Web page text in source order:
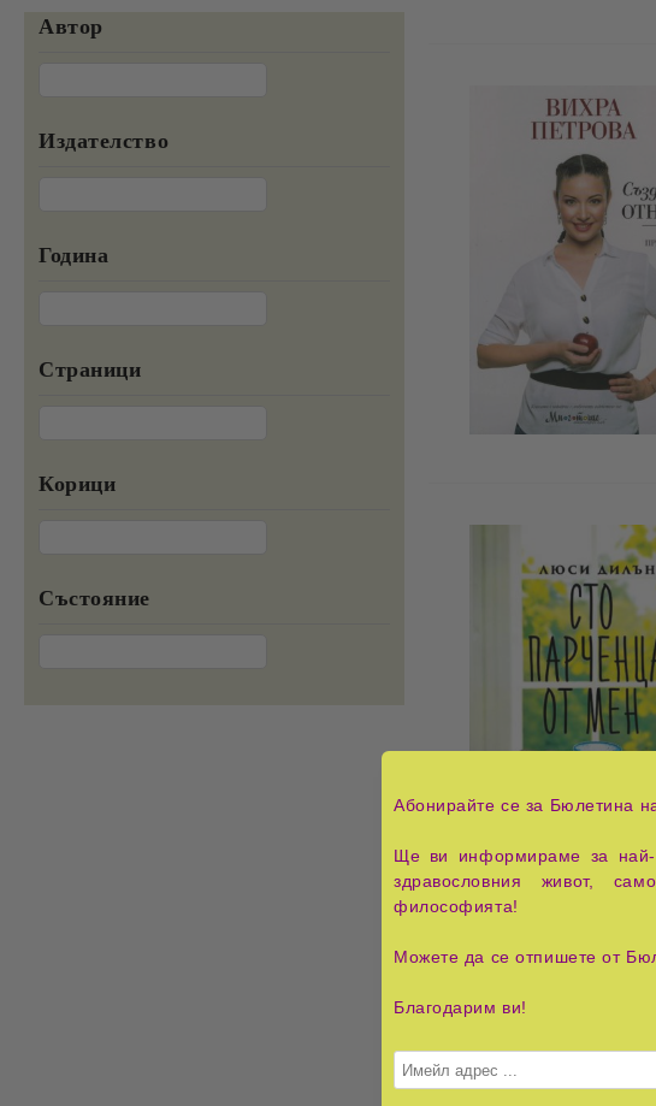
Автор
Издателство
Година
Страници
Корици
Състояние
Абонирайте се за Бюлетина
Ще ви информираме за най-
здравословния живот,
философията!
Можете да се отпишете от
Благодарим ви!